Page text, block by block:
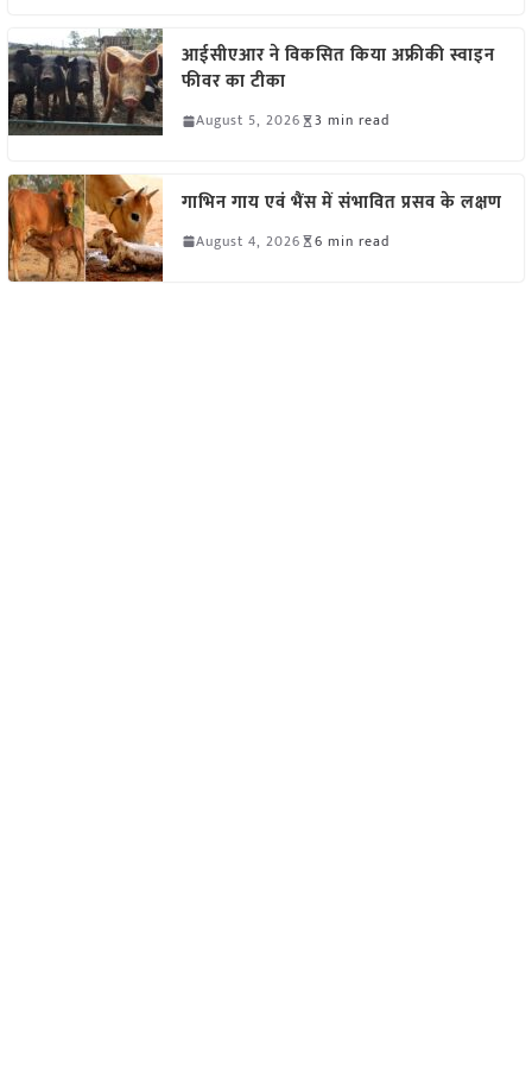
आईसीएआर ने विकसित किया अफ्रीकी स्वाइन
फीवर का टीका
August 5, 2026 3 min read
गाभिन गाय एवं भैंस में संभावित प्रसव के लक्षण
August 4, 2026 6 min read